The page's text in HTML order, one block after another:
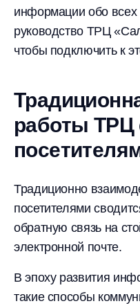
информации обо всех
руководство ТРЦ
чтобы подключить к
работы ТРЦ
Традиционно
посетителями
обратную связь на
электронной почте.
В эпоху развития
такие способы